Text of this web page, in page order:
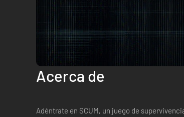
Acerca de
Adéntrate en SCUM, un juego de